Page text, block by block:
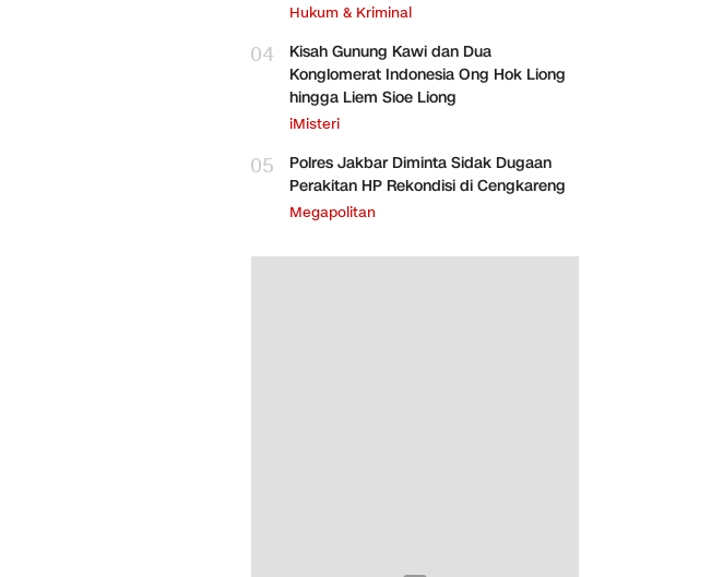
Hukum & Kriminal
04
Kisah Gunung Kawi dan Dua
Konglomerat Indonesia Ong Hok Liong
hingga Liem Sioe Liong
iMisteri
05
Polres Jakbar Diminta Sidak Dugaan
Perakitan HP Rekondisi di Cengkareng
Megapolitan